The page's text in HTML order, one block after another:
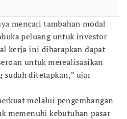
mencari tambahan modal
peluang untuk investor
kerja ini diharapkan dapat
untuk merealisasikan
sudah ditetapkan,” ujar
melalui pengembangan
memenuhi kebutuhan pasar